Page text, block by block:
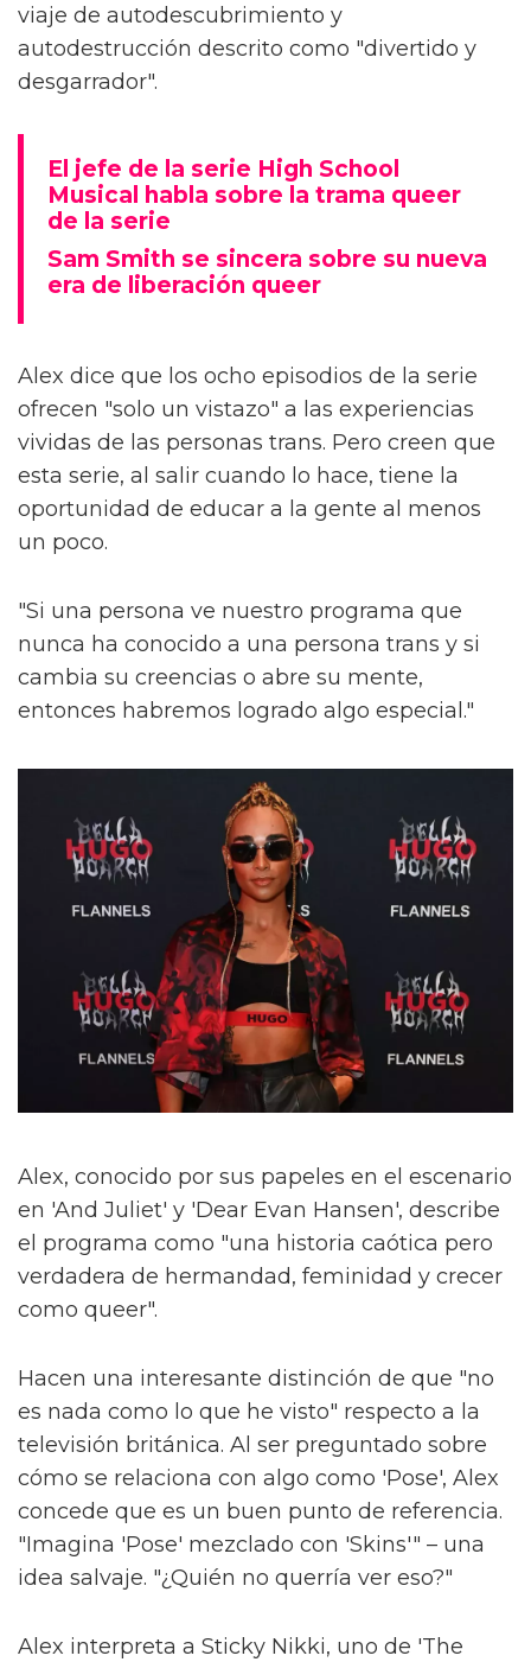
viaje de autodescubrimiento y
autodestrucción descrito como "divertido y
desgarrador".
El jefe de la serie High School
Musical habla sobre la trama queer
de la serie
Sam Smith se sincera sobre su nueva
era de liberación queer
Alex dice que los ocho episodios de la serie
ofrecen "solo un vistazo" a las experiencias
vividas de las personas trans. Pero creen que
esta serie, al salir cuando lo hace, tiene la
oportunidad de educar a la gente al menos
un poco.
"Si una persona ve nuestro programa que
nunca ha conocido a una persona trans y si
cambia su creencias o abre su mente,
entonces habremos logrado algo especial."
Alex, conocido por sus papeles en el escenario
en 'And Juliet' y 'Dear Evan Hansen', describe
el programa como "una historia caótica pero
verdadera de hermandad, feminidad y crecer
como queer".
Hacen una interesante distinción de que "no
es nada como lo que he visto" respecto a la
televisión británica. Al ser preguntado sobre
cómo se relaciona con algo como 'Pose', Alex
concede que es un buen punto de referencia.
"Imagina 'Pose' mezclado con 'Skins'" – una
idea salvaje. "¿Quién no querría ver eso?"
Alex interpreta a Sticky Nikki, uno de 'The